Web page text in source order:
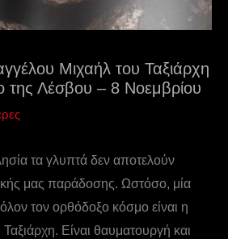
Μιχαήλ του Ταξιάρχη
Λέσβου – 8 Νοεμβρίου
τα γλυπτά δεν αποτελούν
μας παράδοσης. Ωστόσο, μία
τον ορθόδοξο κόσμο είναι η
Είναι θαυματουργή και